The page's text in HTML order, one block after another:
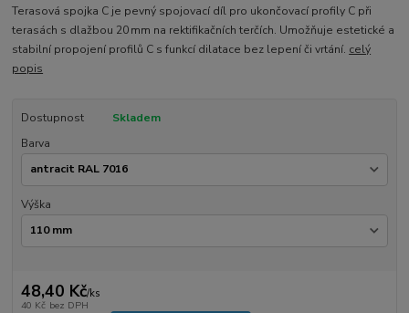
Terasová spojka C je pevný spojovací díl pro ukončovací profily C při
terasách s dlažbou 20 mm na rektifikačních terčích. Umožňuje estetické a
stabilní propojení profilů C s funkcí dilatace bez lepení či vrtání. celý
popis
Dostupnost
Skladem
Barva
Výška
48,40 Kč/ks
40 Kč bez DPH